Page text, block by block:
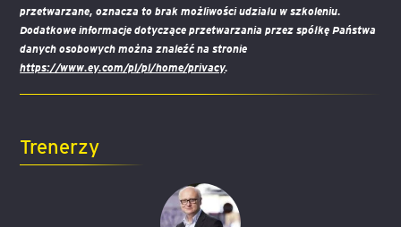
przetwarzane, oznacza to brak możliwości udziału w szkoleniu.
Dodatkowe informacje dotyczące przetwarzania przez spółkę Państwa
danych osobowych można znaleźć na stronie
https://www.ey.com/pl/pl/home/privacy.
Trenerzy